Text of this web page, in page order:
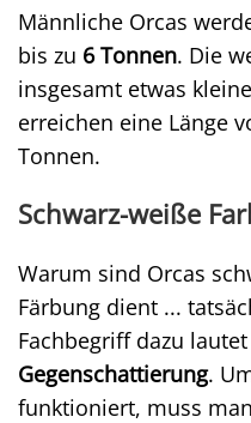
Männliche Orcas
bis zu 6 Tonnen. Die
insgesamt etwas
erreichen eine Länge
Tonnen.
Schwarz-weiße
Warum sind Orcas
Färbung dient ...
Fachbegriff dazu
Gegenschattierung.
funktioniert, muss